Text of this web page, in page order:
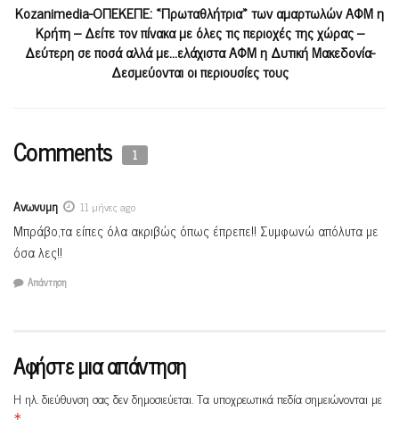
Κοzanimedia-ΟΠΕΚΕΠΕ: «Πρωταθλήτρια» των αμαρτωλών ΑΦΜ η
Κρήτη – Δείτε τον πίνακα με όλες τις περιοχές της χώρας –
Δεύτερη σε ποσά αλλά με…ελάχιστα ΑΦΜ η Δυτική Μακεδονία-
Δεσμεύονται οι περιουσίες τους
Comments 1
Ανωνυμη 11 μήνες ago
Μπράβο,τα είπες όλα ακριβώς όπως έπρεπε!! Συμφωνώ απόλυτα με
όσα λες!!
Απάντηση
Αφήστε μια απάντηση
Η ηλ. διεύθυνση σας δεν δημοσιεύεται.Τα υποχρεωτικά πεδία σημειώνονται με
*